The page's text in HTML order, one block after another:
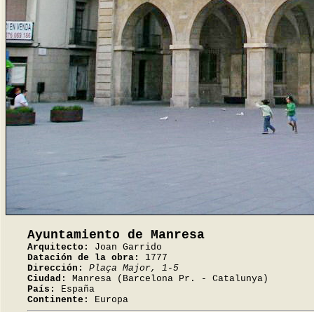
Ayuntamiento de Manresa
Arquitecto:
Joan Garrido
Datación de la obra:
1777
Dirección:
Plaça Major, 1-5
Ciudad:
Manresa (Barcelona Pr. - Catalunya)
País:
España
Continente:
Europa